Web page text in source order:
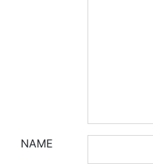
NAME